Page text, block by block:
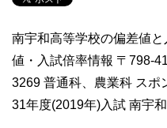
南宇和高等学校の偏差値
値・入試倍率情報 〒798-
3269 普通科、農業科 スポ
31年度(2019年)入試 南宇